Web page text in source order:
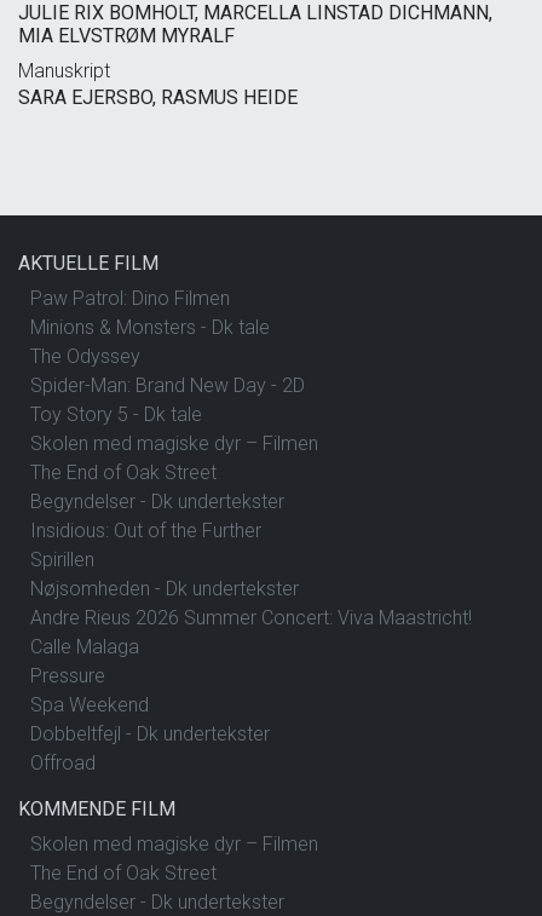
JULIE RIX BOMHOLT, MARCELLA LINSTAD DICHMANN,
MIA ELVSTRØM MYRALF
Manuskript
SARA EJERSBO, RASMUS HEIDE
AKTUELLE FILM
Paw Patrol: Dino Filmen
Minions & Monsters - Dk tale
The Odyssey
Spider-Man: Brand New Day - 2D
Toy Story 5 - Dk tale
Skolen med magiske dyr – Filmen
The End of Oak Street
Begyndelser - Dk undertekster
Insidious: Out of the Further
Spirillen
Nøjsomheden - Dk undertekster
Andre Rieus 2026 Summer Concert: Viva Maastricht!
Calle Malaga
Pressure
Spa Weekend
Dobbeltfejl - Dk undertekster
Offroad
KOMMENDE FILM
Skolen med magiske dyr – Filmen
The End of Oak Street
Begyndelser - Dk undertekster